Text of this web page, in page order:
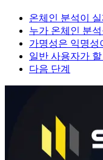
온체인 분석이
누가 온체인 분
가명성은 익명성
일반 사용자가
다음 단계